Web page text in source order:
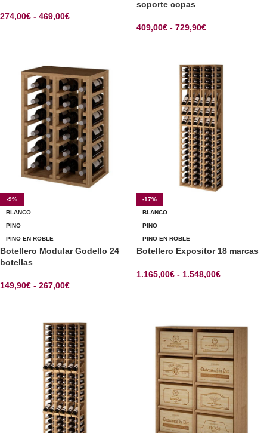
274,00€ - 469,00€
soporte copas
409,00€ - 729,90€
-9%
BLANCO
PINO
PINO EN ROBLE
Botellero Modular Godello 24
botellas
149,90€ - 267,00€
-17%
BLANCO
PINO
PINO EN ROBLE
Botellero Expositor 18 marcas
1.165,00€ - 1.548,00€